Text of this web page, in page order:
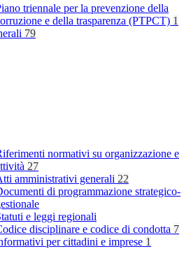
triennale per la prevenzione della
e della trasparenza (PTPCT) 1
79
normativi su organizzazione e
27
amministrativi generali 22
di programmazione strategico-
e leggi regionali
disciplinare e codice di condotta 7
per cittadini e imprese 1